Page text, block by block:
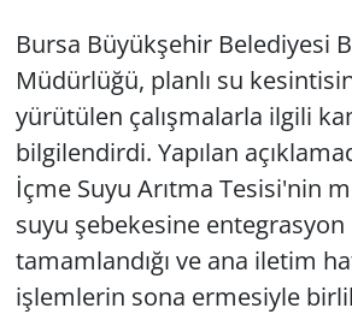
Bursa Büyükşehir Belediyesi
Müdürlüğü, planlı su
yürütülen çalışmalarla ilgili
bilgilendirdi. Yapılan
İçme Suyu Arıtma Tesisi'nin
suyu şebekesine entegrasyon
tamamlandığı ve ana iletim
işlemlerin sona ermesiyle